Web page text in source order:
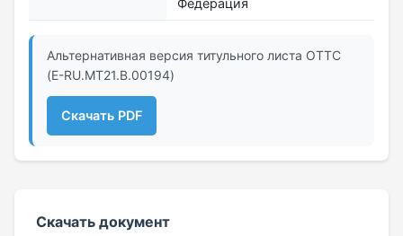
Федерация
Альтернативная версия титульного листа ОТТС
(E-RU.MT21.B.00194)
Скачать PDF
Скачать документ